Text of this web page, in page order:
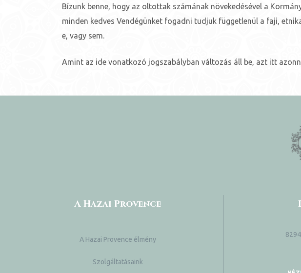
Bízunk benne, hogy az oltottak számának növekedésével a
minden kedves Vendégünket fogadni tudjuk függetlenül a faji,
e, vagy sem.
Amint az ide vonatkozó jogszabályban változás áll be, azt itt
A Hazai Provence
A Hazai Provence élmény
Szolgáltatásaink